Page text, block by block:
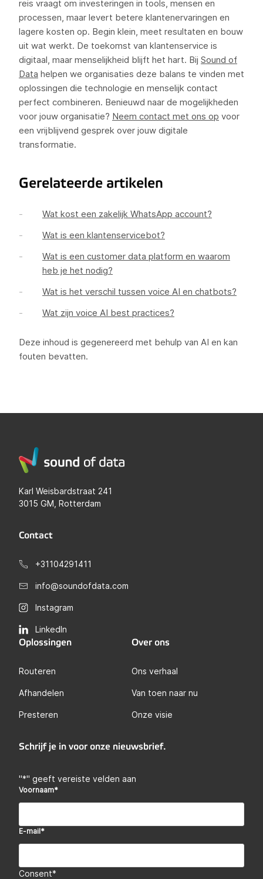
reis vraagt om investeringen in tools, mensen en
processen, maar levert betere klantenervaringen en
lagere kosten op. Begin klein, meet resultaten en bouw
uit wat werkt. De toekomst van klantenservice is
digitaal, maar menselijkheid blijft het hart. Bij Sound of
Data helpen we organisaties deze balans te vinden met
oplossingen die technologie en menselijk contact
perfect combineren. Benieuwd naar de mogelijkheden
voor jouw organisatie? Neem contact met ons op voor
een vrijblijvend gesprek over jouw digitale
transformatie.
Gerelateerde artikelen
Wat kost een zakelijk WhatsApp account?
Wat is een klantenservicebot?
Wat is een customer data platform en waarom
heb je het nodig?
Wat is het verschil tussen voice AI en chatbots?
Wat zijn voice AI best practices?
Deze inhoud is gegenereerd met behulp van AI en kan
fouten bevatten.
Karl Weisbardstraat 241
3015 GM, Rotterdam
Contact
+31104291411
info@soundofdata.com
Instagram
LinkedIn
Oplossingen
Routeren
Afhandelen
Presteren
Over ons
Ons verhaal
Van toen naar nu
Onze visie
Schrijf je in voor onze nieuwsbrief.
"*" geeft vereiste velden aan
Voornaam*
E-mail*
Consent*